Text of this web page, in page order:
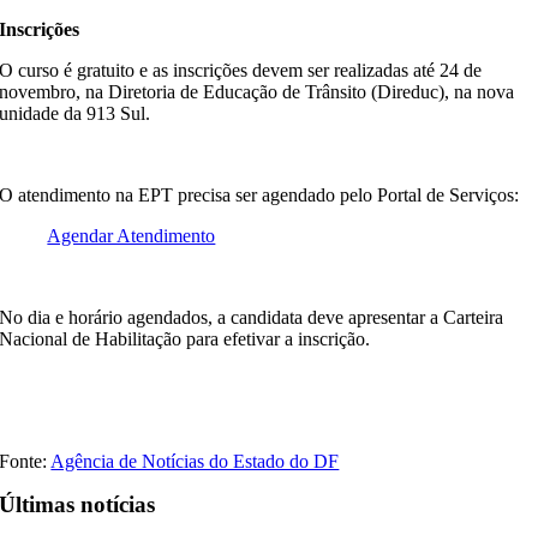
Inscrições
O curso é gratuito e as inscrições devem ser realizadas até 24 de
novembro, na Diretoria de Educação de Trânsito (Direduc), na nova
unidade da 913 Sul.
O atendimento na EPT precisa ser agendado pelo Portal de Serviços:
Agendar Atendimento
No dia e horário agendados, a candidata deve apresentar a Carteira
Nacional de Habilitação para efetivar a inscrição.
Fonte: Agência de Notícias do Estado do DF
Últimas notícias